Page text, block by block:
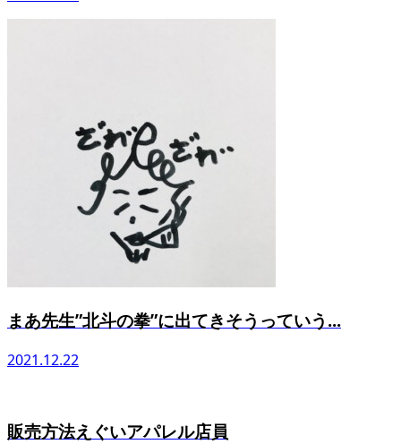
まあ先生”北斗の拳”に出てきそうっていう...
2021.12.22
販売方法えぐいアパレル店員